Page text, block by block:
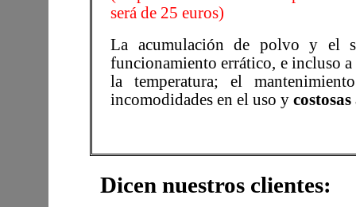
será de 25 euros)
La acumulación de polvo y el
funcionamiento errático, e incluso
la temperatura; el
incomodidades en el uso y
Dicen nuestros clientes: